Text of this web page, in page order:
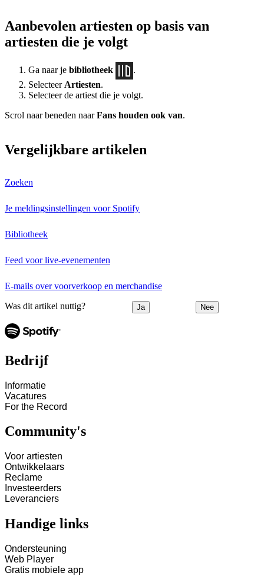
Aanbevolen artiesten op basis van
artiesten die je volgt
Ga naar je bibliotheek
.
Selecteer Artiesten.
Selecteer de artiest die je volgt.
Scrol naar beneden naarFans houden ook van.
Vergelijkbare artikelen
Zoeken
Je meldingsinstellingen voor Spotify
Bibliotheek
Feed voor live-evenementen
E-mails over voorverkoop en merchandise
Was dit artikel nuttig? Ja Nee
Bedrijf
Informatie
Vacatures
For the Record
Community's
Voor artiesten
Ontwikkelaars
Reclame
Investeerders
Leveranciers
Handige links
Ondersteuning
Web Player
Gratis mobiele app